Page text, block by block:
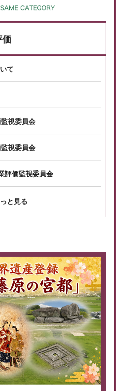
価
て
視委員会
視委員会
評価監視委員会
と見る